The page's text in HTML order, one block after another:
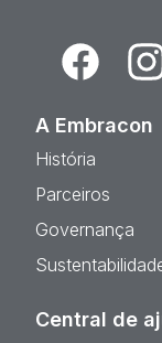
Facebook
A Embracon
História
Parceiros
Governança
Central de